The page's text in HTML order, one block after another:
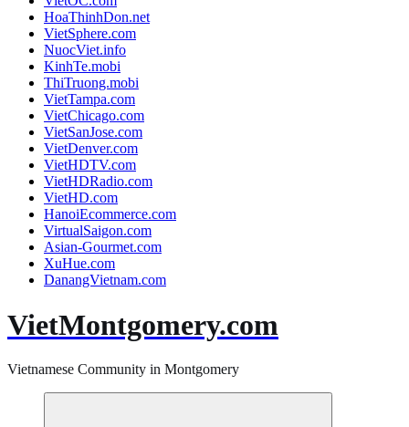
HoaThinhDon.net
VietSphere.com
NuocViet.info
KinhTe.mobi
ThiTruong.mobi
VietTampa.com
VietChicago.com
VietSanJose.com
VietDenver.com
VietHDTV.com
VietHDRadio.com
VietHD.com
HanoiEcommerce.com
VirtualSaigon.com
Asian-Gourmet.com
XuHue.com
DanangVietnam.com
VietMontgomery.com
Vietnamese Community in Montgomery